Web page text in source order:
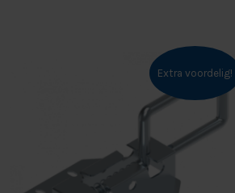
Extra voordelig!
€750,00.